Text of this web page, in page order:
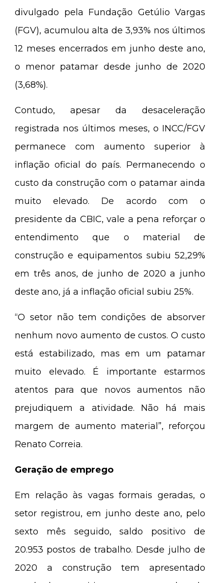
divulgado pela Fundação Getúlio Vargas
(FGV), acumulou alta de 3,93% nos últimos
12 meses encerrados em junho deste ano,
o menor patamar desde junho de 2020
(3,68%).
Contudo, apesar da desaceleração
registrada nos últimos meses, o INCC/FGV
permanece com aumento superior à
inflação oficial do país. Permanecendo o
custo da construção com o patamar ainda
muito elevado. De acordo com o
presidente da CBIC, vale a pena reforçar o
entendimento que o material de
construção e equipamentos subiu 52,29%
em três anos, de junho de 2020 a junho
deste ano, já a inflação oficial subiu 25%.
“O setor não tem condições de absorver
nenhum novo aumento de custos. O custo
está estabilizado, mas em um patamar
muito elevado. É importante estarmos
atentos para que novos aumentos não
prejudiquem a atividade. Não há mais
margem de aumento material”, reforçou
Renato Correia.
Geração de emprego
Em relação às vagas formais geradas, o
setor registrou, em junho deste ano, pelo
sexto mês seguido, saldo positivo de
20.953 postos de trabalho. Desde julho de
2020 a construção tem apresentado